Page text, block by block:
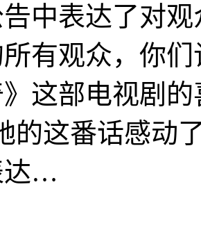
中表达了对
有观众，你
这部电视剧
的这番话感动
达…